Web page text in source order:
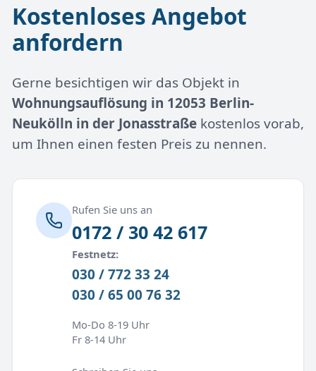
Kostenloses Angebot
anfordern
Gerne besichtigen wir das Objekt in
Wohnungsauflösung in 12053 Berlin-
Neukölln in der Jonasstraßekostenlos vorab,
um Ihnen einen festen Preis zu nennen.
Rufen Sie uns an
0172 / 30 42 617
Festnetz:
030 / 772 33 24
030 / 65 00 76 32
Mo-Do 8-19 Uhr
Fr 8-14 Uhr